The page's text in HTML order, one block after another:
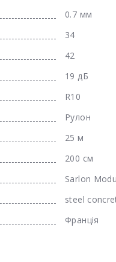
0.7 мм
34
42
19 дБ
R10
Рулон
25 м
200 см
Sarlon
steel
Франція